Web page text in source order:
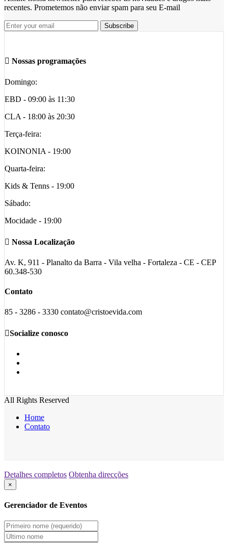
recentes. Prometemos não enviar spam para seu E-mail
Nossas programações
Domingo:
EBD - 09:00 às 11:30
CLA - 18:00 às 20:30
Terça-feira:
KOINONIA - 19:00
Quarta-feira:
Kids & Tenns - 19:00
Sábado:
Mocidade - 19:00
Nossa Localização
Av. K, 911 - Planalto da Barra - Vila velha - Fortaleza - CE - CEP
60.348-530
Contato
85 - 3286 - 3330 contato@cristoevida.com
Socialize conosco
All Rights Reserved
Home
Contato
Detalhes completos Obtenha direcções
×
Gerenciador de Eventos